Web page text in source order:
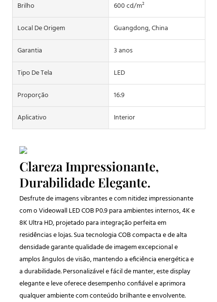
Brilho
600 cd/m²
Local De Origem
Guangdong, China
Garantia
3 anos
Tipo De Tela
LED
Proporção
16:9
Aplicativo
Interior
Clareza Impressionante,
Durabilidade Elegante.
Desfrute de imagens vibrantes e com nitidez impressionante
com o Videowall LED COB P0.9 para ambientes internos, 4K e
8K Ultra HD, projetado para integração perfeita em
residências e lojas. Sua tecnologia COB compacta e de alta
densidade garante qualidade de imagem excepcional e
amplos ângulos de visão, mantendo a eficiência energética e
a durabilidade. Personalizável e fácil de manter, este display
elegante e leve oferece desempenho confiável e aprimora
qualquer ambiente com conteúdo brilhante e envolvente.